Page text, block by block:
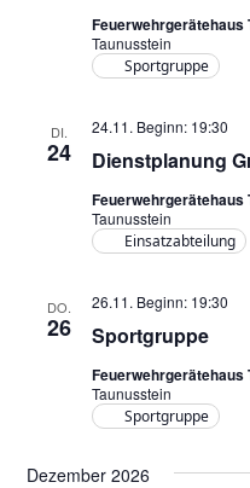
Feuerwehrgerätehaus
Taunusstein
Sportgruppe
DI.
24 Dienstplanung
24.11. Beginn: 19:30
Feuerwehrgerätehaus
Taunusstein
Einsatzabteilung
DO.
26 Sportgruppe
26.11. Beginn: 19:30
Feuerwehrgerätehaus
Taunusstein
Sportgruppe
Dezember 2026